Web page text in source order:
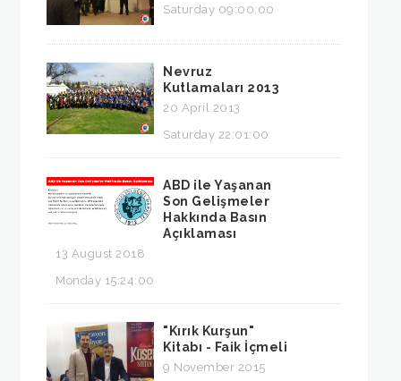
Saturday 09:00:00
Nevruz
Kutlamaları 2013
20 April 2013
Saturday 22:01:00
ABD ile Yaşanan
Son Gelişmeler
Hakkında Basın
Açıklaması
13 August 2018
Monday 15:24:00
"Kırık Kurşun"
Kitabı - Faik İçmeli
9 November 2015